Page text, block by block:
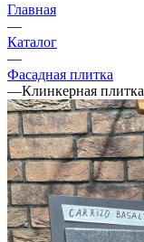
Главная
—
Каталог
—
Фасадная плитка
—Клинкерная